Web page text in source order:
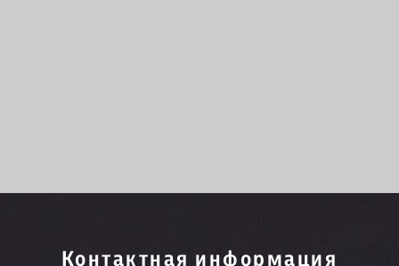
Контактная информация